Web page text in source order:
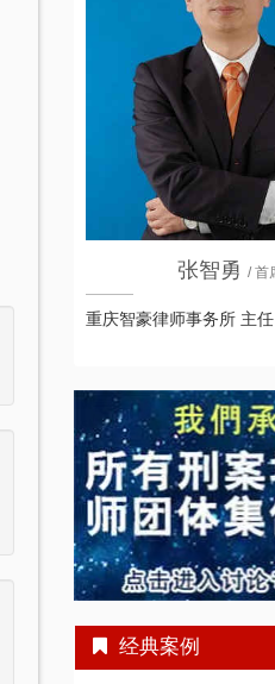
张智勇 / 首
重庆智豪律师事务所 主任
经典案例